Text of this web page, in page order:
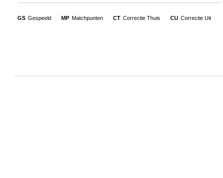
GS Gespeeld MP Matchpunten CT Correctie Thuis CU Correctie Uit